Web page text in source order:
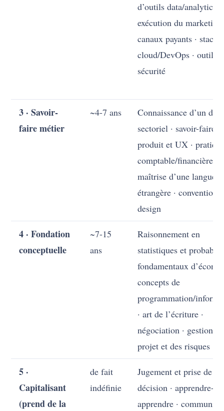
d’outils data/analytics ·
exécution du
canaux payants · stacks
cloud/DevOps ·
sécurité
3 · Savoir-
faire métier
~4-7 ans
Connaissance d’un
sectoriel · savoir-faire
produit et UX ·
comptable/financière ·
maîtrise d’une langue
étrangère · conventions
design
4 · Fondation
conceptuelle
~7-15
ans
Raisonnement en
statistiques et
fondamentaux
concepts de
programmation/
· art de l’écriture ·
négociation · gestion de
projet et des risques
5 ·
Capitalisant
(prend de la
de fait
indéfinie
Jugement et prise de
décision · apprendre-à-
apprendre ·